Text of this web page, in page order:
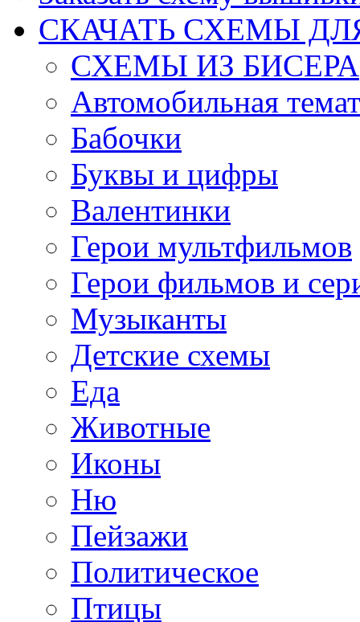
СКАЧАТЬ СХЕМЫ
СХЕМЫ ИЗ БИСЕРА
Автомобильная
Бабочки
Буквы и цифры
Валентинки
Герои мультфильмов
Герои фильмов и
Музыканты
Детские схемы
Еда
Животные
Иконы
Ню
Пейзажи
Политическое
Птицы